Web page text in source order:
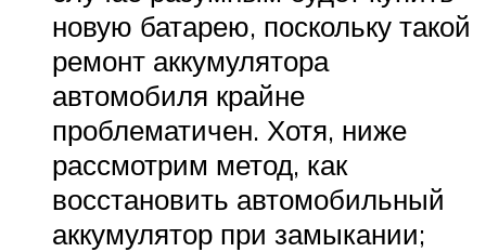
новую батарею, поскольку такой
ремонт аккумулятора
автомобиля крайне
проблематичен. Хотя, ниже
рассмотрим метод, как
восстановить автомобильный
аккумулятор при замыкании;